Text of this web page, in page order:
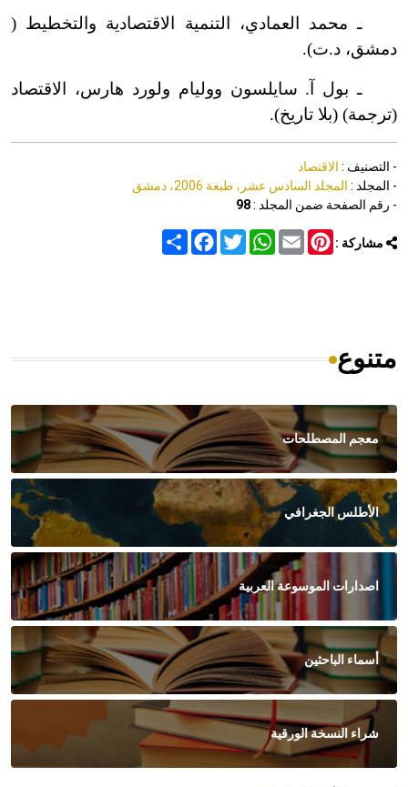
ـ محمد العمادي، التنمية الاقتصادية والتخطيط (
دمشق، د.ت).
ـ بول آ. سايلسون ووليام ولورد هارس، الاقتصاد
(ترجمة) (بلا تاريخ).
- التصنيف : الاقتصاد
- المجلد : المجلد السادس عشر، طبعة 2006، دمشق
- رقم الصفحة ضمن المجلد :98
مشاركة : Share
FacebookTwitter
WhatsAppEmail
Pinterest
متنوع
معجم المصطلحات
الأطلس الجغرافي
اصدارات الموسوعة العربية
أسماء الباحثين
شراء النسخة الورقية